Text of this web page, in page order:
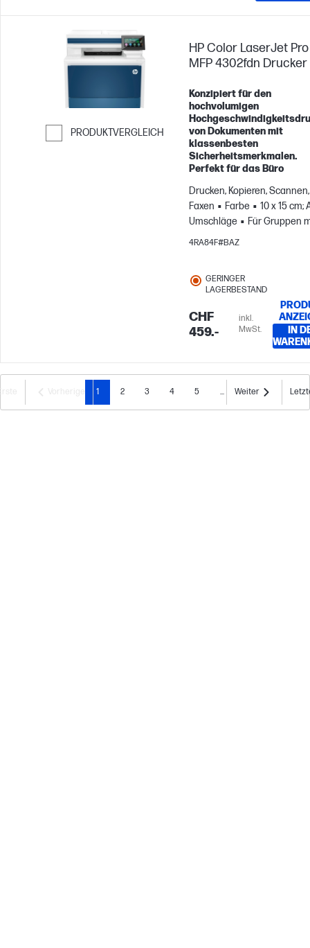
PRODUKTVERGLEICH
Weiter zum Vergleichen
HP Color LaserJet Pro
MFP 4302fdn Drucker
Konzipiert für den
hochvolumigen
von Dokumenten mit
klassenbesten
Sicherheitsmerkmalen.
Perfekt für das Büro
Drucken, Kopieren, Scannen,
Faxen
Farbe
10 x 15 cm;
Umschläge
Für Gruppen
zu 10 Benutzern; Druckt bis
4RA84F#BAZ
GERINGER
LAGERBESTAND
CHF
459.-
inkl.
MwSt.
IN
1 2 3 4 5 ... Weiter